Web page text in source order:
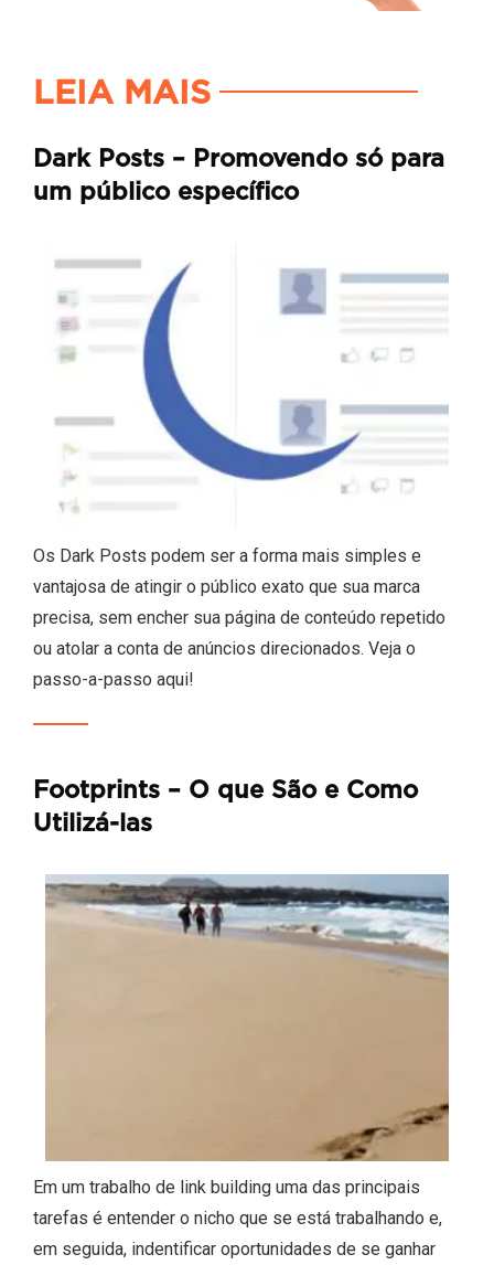
LEIA MAIS
Dark Posts – Promovendo só para
um público específico
Os Dark Posts podem ser a forma mais simples e
vantajosa de atingir o público exato que sua marca
precisa, sem encher sua página de conteúdo repetido
ou atolar a conta de anúncios direcionados. Veja o
passo-a-passo aqui!
Footprints – O que São e Como
Utilizá-las
Em um trabalho de link building uma das principais
tarefas é entender o nicho que se está trabalhando e,
em seguida, indentificar oportunidades de se ganhar